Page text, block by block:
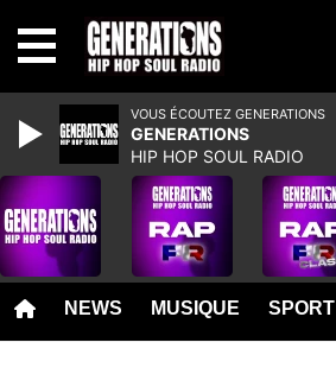
NEWS MUSIQUE SPORT
VOUS ÉCOUTEZ GENERATIONS
GENERATIONS
HIP HOP SOUL RADIO